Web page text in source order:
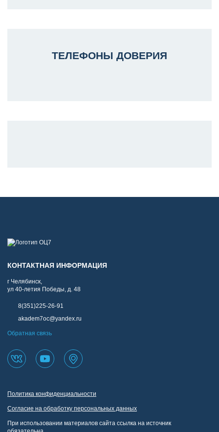
ТЕЛЕФОНЫ ДОВЕРИЯ
КОНТАКТНАЯ ИНФОРМАЦИЯ
г Челябинск,
ул 40-летия Победы, д. 48
8(351)225-26-91
akadem7oc@yandex.ru
Обратная связь
Политика конфиденциальности
Согласие на обработку персональных данных
При использовании материалов сайта ссылка на источник